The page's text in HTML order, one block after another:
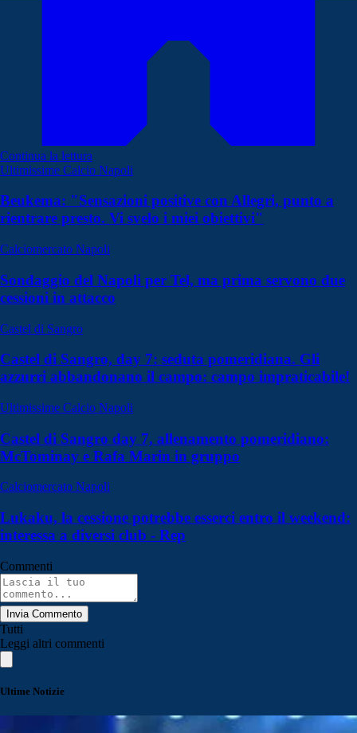
Continua la lettura
Ultimissime Calcio Napoli
Beukema: "Sensazioni positive con Allegri, punto a
rientrare presto. Vi svelo i miei obiettivi"
Calciomercato Napoli
Sondaggio del Napoli per Tel, ma prima servono due
cessioni in attacco
Castel di Sangro
Castel di Sangro, day 7: seduta pomeridiana. Gli
azzurri abbandonano il campo: campo impraticabile!
Ultimissime Calcio Napoli
Castel di Sangro day 7, allenamento pomeridiano:
McTominay e Rafa Marin in gruppo
Calciomercato Napoli
Lukaku, la cessione potrebbe esserci entro il weekend:
interessa a diversi club - Rep
Commenti
Invia Commento
Tutti
Leggi altri commenti
Ultime Notizie